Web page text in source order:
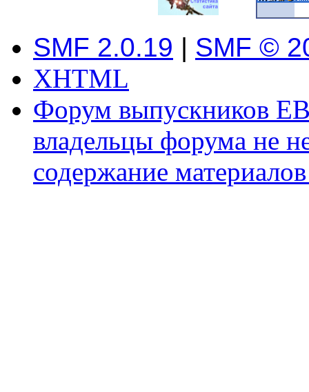
SMF 2.0.19 | SMF ©
XHTML
Форум выпускников
владельцы форума не
содержание